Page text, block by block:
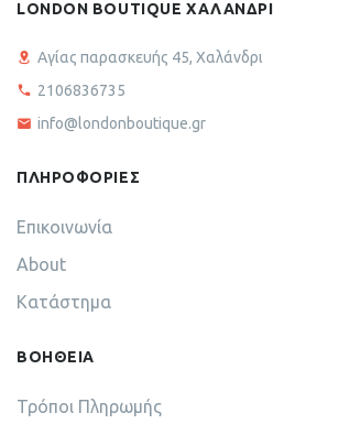
LONDON BOUTIQUE ΧΑΛΑΝΔΡΙ
Αγίας παρασκευής 45, Χαλάνδρι
2106836735
info@londonboutique.gr
ΠΛΗΡΟΦΟΡΙΕΣ
Επικοινωνία
About
Κατάστημα
ΒΟΗΘΕΙΑ
Τρόποι Πληρωμής